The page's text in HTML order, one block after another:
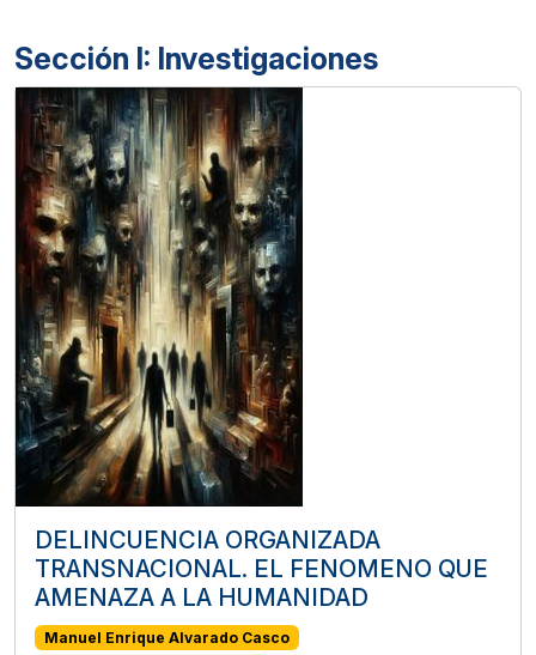
Sección I: Investigaciones
DELINCUENCIA ORGANIZADA
TRANSNACIONAL. EL FENOMENO QUE
AMENAZA A LA HUMANIDAD
Manuel Enrique Alvarado Casco